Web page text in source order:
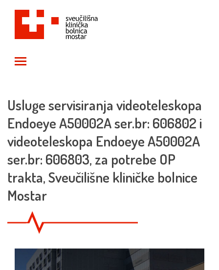
Usluge servisiranja videoteleskopa
Endoeye A50002A ser.br: 606802 i
videoteleskopa Endoeye A50002A
ser.br: 606803, za potrebe OP
trakta, Sveučilišne kliničke bolnice
Mostar